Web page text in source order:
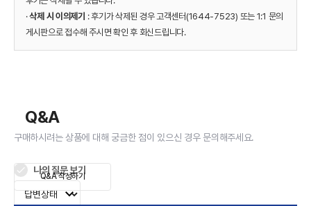
·삭제 시 이의제기 : 후기가 삭제된 경우 고객센터(1644-7523) 또는 1:1 문의
게시판으로 접수해 주시면 확인 후 회신드립니다.
Q&A
구매하시려는 상품에 대해 궁금한 점이 있으신 경우 문의해주세요.
나의 질문 보기
Q&A 작성하기